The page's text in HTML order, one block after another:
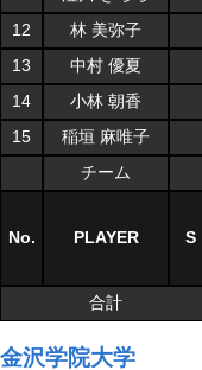
12
林 美弥子
13
中村 優夏
14
小林 朝香
15
稲垣 麻唯子
チーム
No. PLAYER S
合計
金沢学院大学